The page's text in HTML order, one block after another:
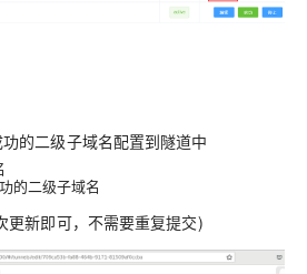
的二级子域名配置到隧道中
的二级子域名
更新即可，不需要重复提交)